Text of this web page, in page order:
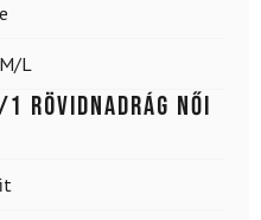
M/L
1 Rövidnadrág Női